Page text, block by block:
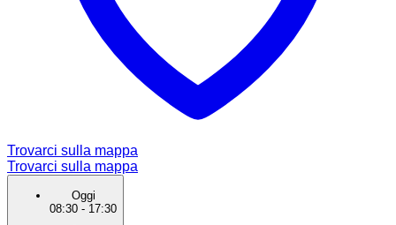
Trovarci sulla mappa
Trovarci sulla mappa
Oggi
08:30 - 17:30